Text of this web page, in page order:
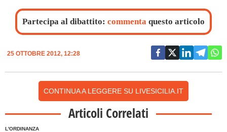
Partecipa al dibattito: commenta questo articolo
25 OTTOBRE 2012, 12:28
CONTINUA A LEGGERE SU LIVESICILIA.IT
Articoli Correlati
L'ORDINANZA